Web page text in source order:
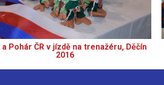
a Pohár ČR v jízdě na trenažéru, Děčín
2016